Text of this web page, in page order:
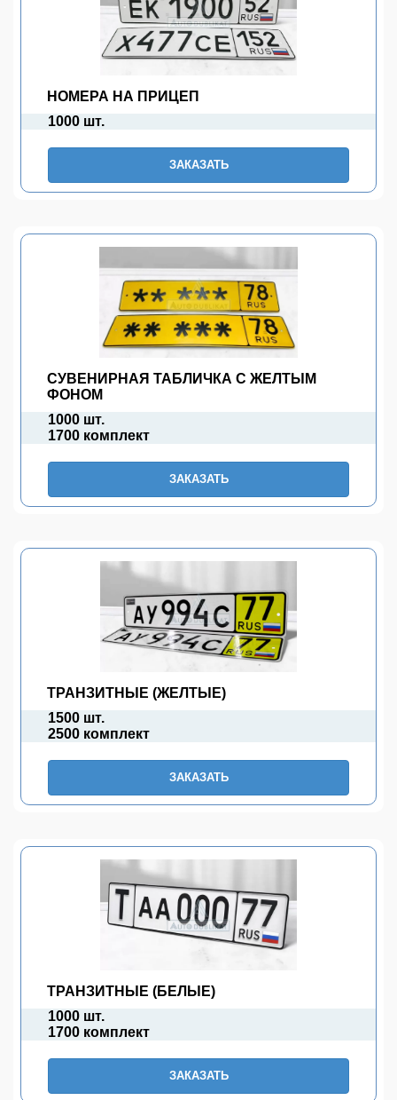
НОМЕРА НА ПРИЦЕП
1000 шт.
ЗАКАЗАТЬ
СУВЕНИРНАЯ ТАБЛИЧКА С ЖЕЛТЫМ
ФОНОМ
1000 шт.
1700 комплект
ЗАКАЗАТЬ
ТРАНЗИТНЫЕ (ЖЕЛТЫЕ)
1500 шт.
2500 комплект
ЗАКАЗАТЬ
ТРАНЗИТНЫЕ (БЕЛЫЕ)
1000 шт.
1700 комплект
ЗАКАЗАТЬ